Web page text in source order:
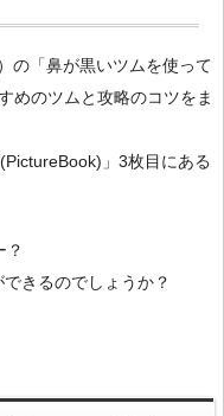
の「鼻が黒いツムを使って
めのツムと攻略のコツをま
」3枚目にある
？
きるのでしょうか？